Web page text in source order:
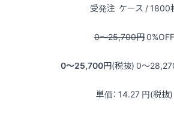
受発注 ケース / 1800
0〜25,700円0%OFF
0〜25,700円(税抜) 0〜
単価： 14.27 円(税抜)